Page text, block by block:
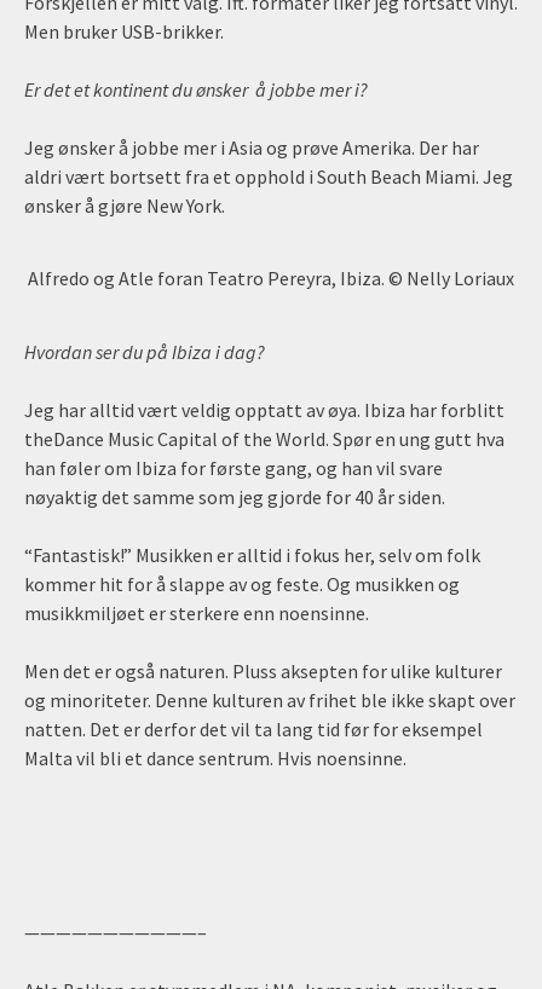
Men bruker USB-brikker.
Er det et kontinent du ønsker å jobbe mer i?
Jeg ønsker å jobbe mer i Asia og prøve Amerika. Der har
aldri vært bortsett fra et opphold i South Beach Miami. Jeg
ønsker å gjøre New York.
Alfredo og Atle foran Teatro Pereyra, Ibiza. © Nelly Loriaux
Hvordan ser du på Ibiza i dag?
Jeg har alltid vært veldig opptatt av øya. Ibiza har forblitt
theDance Music Capital of the World. Spør en ung gutt hva
han føler om Ibiza for første gang, og han vil svare
nøyaktig det samme som jeg gjorde for 40 år siden.
“Fantastisk!” Musikken er alltid i fokus her, selv om folk
kommer hit for å slappe av og feste. Og musikken og
musikkmiljøet er sterkere enn noensinne.
Men det er også naturen. Pluss aksepten for ulike kulturer
og minoriteter. Denne kulturen av frihet ble ikke skapt over
natten. Det er derfor det vil ta lang tid før for eksempel
Malta vil bli et dance sentrum. Hvis noensinne.
———————————–